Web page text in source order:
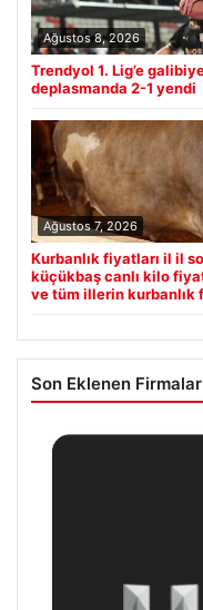
Ağustos 8, 2026
Trendyol 1. Lig’e
deplasmanda 2-1 yendi
Ağustos 7, 2026
Kurbanlık fiyatları il il
küçükbaş canlı kilo
ve tüm illerin kurbanlık
Son Eklenen Firmalar